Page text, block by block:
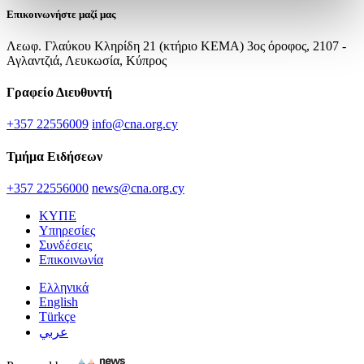
Επικοινωνήστε μαζί μας
Λεωφ. Γλαύκου Κληρίδη 21 (κτήριο ΚΕΜΑ) 3ος όροφος, 2107 -
Αγλαντζιά, Λευκωσία, Κύπρος
Γραφείο Διευθυντή
+357 22556009 info@cna.org.cy
Τμήμα Ειδήσεων
+357 22556000 news@cna.org.cy
ΚΥΠΕ
Υπηρεσίες
Συνδέσεις
Επικοινωνία
Ελληνικά
English
Türkçe
عربي